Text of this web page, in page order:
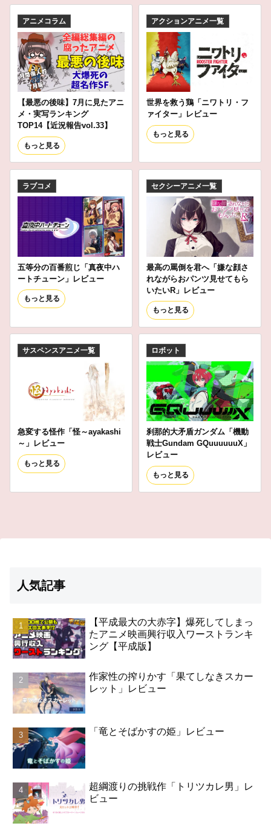
アニメコラム
【最悪の後味】7月に見たアニ
メ・実写ランキング
TOP14【近況報告vol.33】
もっと見る
アクションアニメ一覧
世界を救う鶏「ニワトリ・フ
ァイター」レビュー
もっと見る
ラブコメ
五等分の百番煎じ「真夜中ハ
ートチューン」レビュー
もっと見る
セクシーアニメ一覧
最高の罵倒を君へ「嫌な顔さ
れながらおパンツ見せてもら
いたいR」レビュー
もっと見る
サスペンスアニメ一覧
急変する怪作「怪～ayakashi
～」レビュー
もっと見る
ロボット
刹那的大矛盾ガンダム「機動
戦士Gundam GQuuuuuuX」
レビュー
もっと見る
人気記事
【平成最大の大赤字】爆死してしまっ
たアニメ映画興行収入ワーストランキ
ング【平成版】
作家性の搾りかす「果てしなきスカー
レット」レビュー
「竜とそばかすの姫」レビュー
超綱渡りの挑戦作「トリツカレ男」レ
ビュー